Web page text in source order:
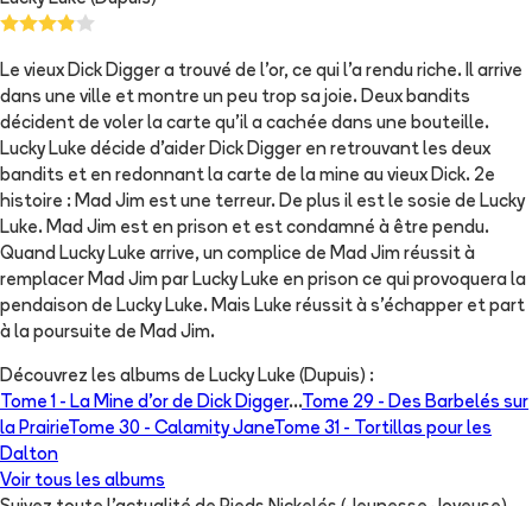
Le vieux Dick Digger a trouvé de l'or, ce qui l'a rendu riche. Il arrive
dans une ville et montre un peu trop sa joie. Deux bandits
décident de voler la carte qu'il a cachée dans une bouteille.
Lucky Luke décide d'aider Dick Digger en retrouvant les deux
bandits et en redonnant la carte de la mine au vieux Dick. 2e
histoire : Mad Jim est une terreur. De plus il est le sosie de Lucky
Luke. Mad Jim est en prison et est condamné à être pendu.
Quand Lucky Luke arrive, un complice de Mad Jim réussit à
remplacer Mad Jim par Lucky Luke en prison ce qui provoquera la
pendaison de Lucky Luke. Mais Luke réussit à s'échapper et part
à la poursuite de Mad Jim.
Découvrez les albums de Lucky Luke (Dupuis) :
Tome 1 - La Mine d'or de Dick Digger...Tome 29 - Des Barbelés sur
la PrairieTome 30 - Calamity JaneTome 31 - Tortillas pour les
Dalton
Voir tous les albums